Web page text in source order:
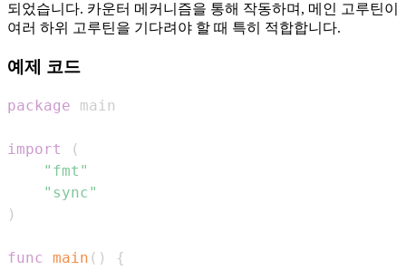
되었습니다. 카운터 메커니즘을 통해 작동하며, 메인 고루틴이
여러 하위 고루틴을 기다려야 할 때 특히 적합합니다.
예제 코드
package
import
(
"fmt"
"sync"
)
func main ( )
{